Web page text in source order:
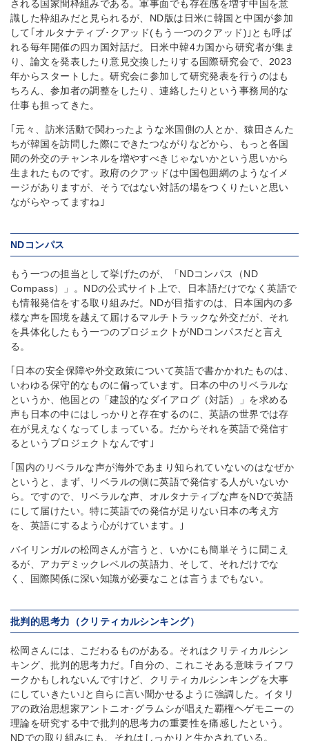
される国家間枠組みである。軍事面でも存在感を増す中国を意
識した枠組みだと見られるが、ND版は日米に韓国と中国が参加
して｢オルタナティブ･クアッド(もう一つのクアッド)｣とも呼ば
れる毎年開催の四カ国対話だ。日米中韓4カ国から研究者が集ま
り、論文を発表したり意見交換したりする国際研究会で、2023
年からスタートした。研究会に参加して研究発表を行うのはも
ちろん、参加者の調整をしたり、連絡したりという事務局的な
仕事も担ってきた。
｢元々、訪米活動で関わったような米国側の人とか、猿田さんた
ちが韓国を訪問した際にできたつながりなどから、もっと各国
間の外交のチャンネルを増やすべきじゃないかという思いから
生まれたものです。政府のクアッドは中国包囲網のようなイメ
ージがありますが、そうではない対話の場をつくりたいと思い
ながらやってますね｣
NDコンパス
もう一つの担当として挙げたのが、「NDコンパス（ND
Compass）」。NDの公式サイト上で、日本語だけでなく英語で
も情報発信をする取り組みだ。NDが目指すのは、日本国内の多
様な声を国境を越えて届けるマルチトラックな外交だが、それ
を具体化したもう一つのプロジェクトがNDコンパスだと言え
る。
｢日本の安全保障や外交政策について英語で書かかれたものは、
いわゆる保守的なものに偏っています。日本の中のリベラルな
というか、他国との「建設的なダイアログ（対話）」を求める
声も日本の中にはしっかりと存在するのに、英語の世界では存
在が見えなくなってしまっている。だからそれを英語で発信す
るというプロジェクトなんです｣
｢国内のリベラルな声が海外であまり知られていないのはなぜか
というと、まず、リベラルの側に英語で発信する人がいないか
ら。ですので、リベラルな声、オルタナティブな声をNDで英語
にして届けたい。特に英語での発信が足りない日本の考え方
を、英語にするよう心がけています。｣
バイリンガルの松岡さんが言うと、いかにも簡単そうに聞こえ
るが、アカデミックレベルの英語力、そして、それだけでな
く、国際関係に深い知識が必要なことは言うまでもない。
批判的思考力（クリティカルシンキング）
松岡さんには、こだわるものがある。それはクリティカルシン
キング、批判的思考力だ。｢自分の、これこそある意味ライフワ
ークかもしれないんですけど、クリティカルシンキングを大事
にしていきたい｣と自らに言い聞かせるように強調した。イタリ
アの政治思想家アントニオ･グラムシが唱えた覇権ヘゲモニーの
理論を研究する中で批判的思考力の重要性を痛感したという。
NDでの取り組みにも、それはしっかりと生かされている。